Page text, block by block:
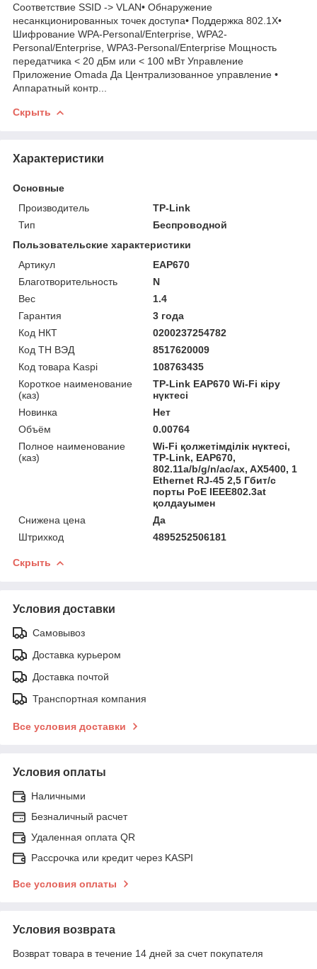
Соответствие SSID -> VLAN• Обнаружение
несанкционированных точек доступа• Поддержка 802.1X•
Шифрование WPA-Personal/Enterprise, WPA2-
Personal/Enterprise, WPA3-Personal/Enterprise Мощность
передатчика < 20 дБм или < 100 мВт Управление
Приложение Omada Да Централизованное управление •
Аппаратный контр...
Скрыть
Характеристики
Основные
Производитель
TP-Link
Тип
Беспроводной
Пользовательские характеристики
Артикул
EAP670
Благотворительность
N
Вес
1.4
Гарантия
3 года
Код НКТ
0200237254782
Код ТН ВЭД
8517620009
Код товара Kaspi
108763435
Короткое наименование
(каз)
TP-Link EAP670 Wi-Fi кіру
нүктесі
Новинка
Нет
Объём
0.00764
Полное наименование
(каз)
Wi-Fi қолжетімділік нүктесі,
TP-Link, EAP670,
802.11a/b/g/n/ac/ax, AX5400, 1
Ethernet RJ-45 2,5 Гбит/с
порты PoE IEEE802.3at
қолдауымен
Снижена цена
Да
Штрихкод
4895252506181
Скрыть
Условия доставки
Самовывоз
Доставка курьером
Доставка почтой
Транспортная компания
Все условия доставки
Условия оплаты
Наличными
Безналичный расчет
Удаленная оплата QR
Рассрочка или кредит через KASPI
Все условия оплаты
Условия возврата
Возврат товара в течение 14 дней за счет покупателя